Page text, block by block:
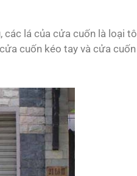
các lá của cửa cuốn là loại
cuốn kéo tay và cửa cuốn